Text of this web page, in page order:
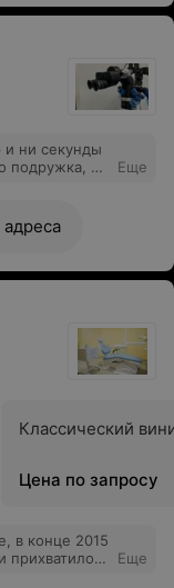
и ни секунды
подружка, а
буквально на
на прием.
превзошел
трудоемкую
с
Еще
адреса
Классический
Цена по запросу
прихватило :(
Еще